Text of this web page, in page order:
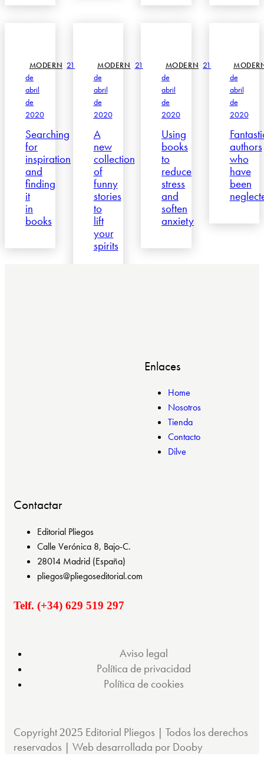
MODERN 21
de
abril
de
2020
Searching
for
inspiration
and
finding
it
in
books
MODERN 21
de
abril
de
2020
A
new
collection
of
funny
stories
to
lift
your
spirits
MODERN 21
de
abril
de
2020
Using
books
to
reduce
stress
and
soften
anxiety
de
abril
de
2020
authors
who
have
been
Enlaces
Home
Nosotros
Tienda
Contacto
Dilve
Contactar
Editorial Pliegos
Calle Verónica 8, Bajo-C.
28014 Madrid (España)
pliegos@pliegoseditorial.com
Telf. (+34) 629 519 297
Aviso legal
Política de privacidad
Política de cookies
Copyright 2025 Editorial Pliegos | Todos los derechos
reservados | Web desarrollada por Dooby